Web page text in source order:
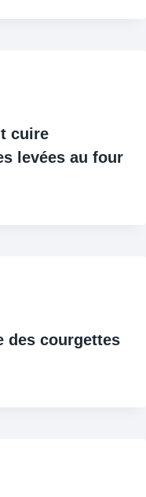
cuire
levées au four
des courgettes